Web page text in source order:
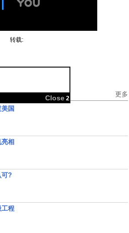
Close 2
转载:
更多
国
相
可?
程